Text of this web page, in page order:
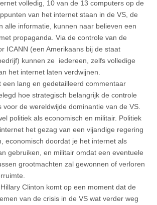
volledig, 10 van de 13 computers op de
van het internet staan in de VS, de
alle informatie, kunnen naar believen een
propaganda. Via de controle van de
ICANN (een Amerikaans bij de staat
kunnen ze iedereen, zelfs volledige
het internet laten verdwijnen.
een lang en gedetailleerd commentaar
hoe strategisch belangrijk de controle
de wereldwijde dominantie van de VS.
politiek als economisch en militair. Politiek
het gezag van een vijandige regering
economisch doordat je het internet als
gebruiken, en militair omdat een eventuele
grootmachten zal gewonnen of verloren
Clinton komt op een moment dat de
van de crisis in de VS wat verder weg